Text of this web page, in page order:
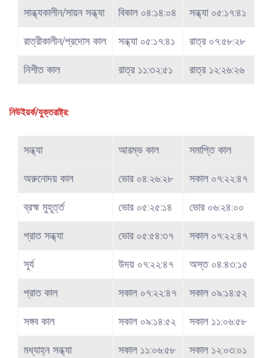
সান্ধ্যকালীন/সায়ন সন্ধ্যা
বিকাল ০৪:১৪:০৪
সন্ধ্যা ০৫:১৭:৪১
রাত্রীকালীন/প্রদোস কাল
সন্ধ্যা ০৫:১৭:৪১
রাত্র ০৭:৫৮:২৮
নিশীত কাল
রাত্র ১১:৩২:৫১ রাত্র ১২:২৬:২৬
নিউইয়র্ক/যুক্তরাষ্ট্র:
সন্ধ্যা আরম্ভ কাল
সমাপ্তি কাল
অরুনোদয় কাল
ভোর ০৪:২৬:২৮
সকাল ০৭:২২:৪৭
ব্রহ্ম মুহূর্ত্ত
ভোর ০৫:২৫:১৪
ভোর ০৬:২৪:০০
প্রাত সন্ধ্যা
ভোর ০৫:৫৪:৩৭
সকাল ০৭:২২:৪৭
সূর্য
উদয় ০৭:২২:৪৭
অস্ত ০৪:৪৩:১৫
প্রাত কাল
সকাল ০৭:২২:৪৭
সকাল ০৯:১৪:৫২
সঙ্গব কাল
সকাল ০৯:১৪:৫২
সকাল ১১:০৬:৫৮
মধ্যাহ্ন সন্ধ্যা
সকাল ১১:০৬:৫৮ সকাল ১২:০৩:০১